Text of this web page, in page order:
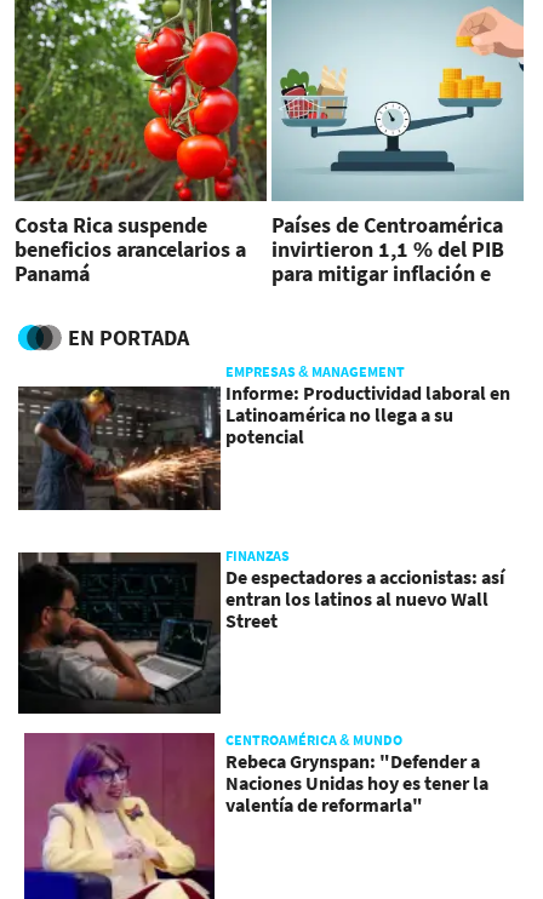
Costa Rica suspende
beneficios arancelarios a
Panamá
Países de Centroamérica
invirtieron 1,1 % del PIB
para mitigar inflación e
EN PORTADA
EMPRESAS & MANAGEMENT
Informe: Productividad laboral en
Latinoamérica no llega a su
potencial
FINANZAS
De espectadores a accionistas: así
entran los latinos al nuevo Wall
Street
CENTROAMÉRICA & MUNDO
Rebeca Grynspan: "Defender a
Naciones Unidas hoy es tener la
valentía de reformarla"